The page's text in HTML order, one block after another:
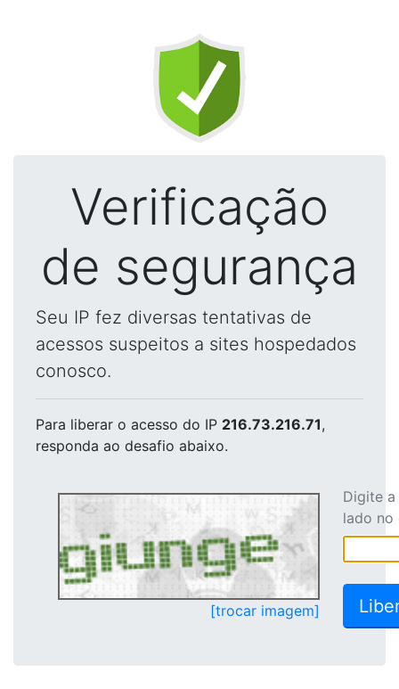
Verificação
de segurança
Seu IP fez diversas tentativas de
acessos suspeitos a sites hospedados
conosco.
Para liberar o acesso do IP 216.73.216.71,
responda ao desafio abaixo.
[trocar imagem]
Digite
lado no